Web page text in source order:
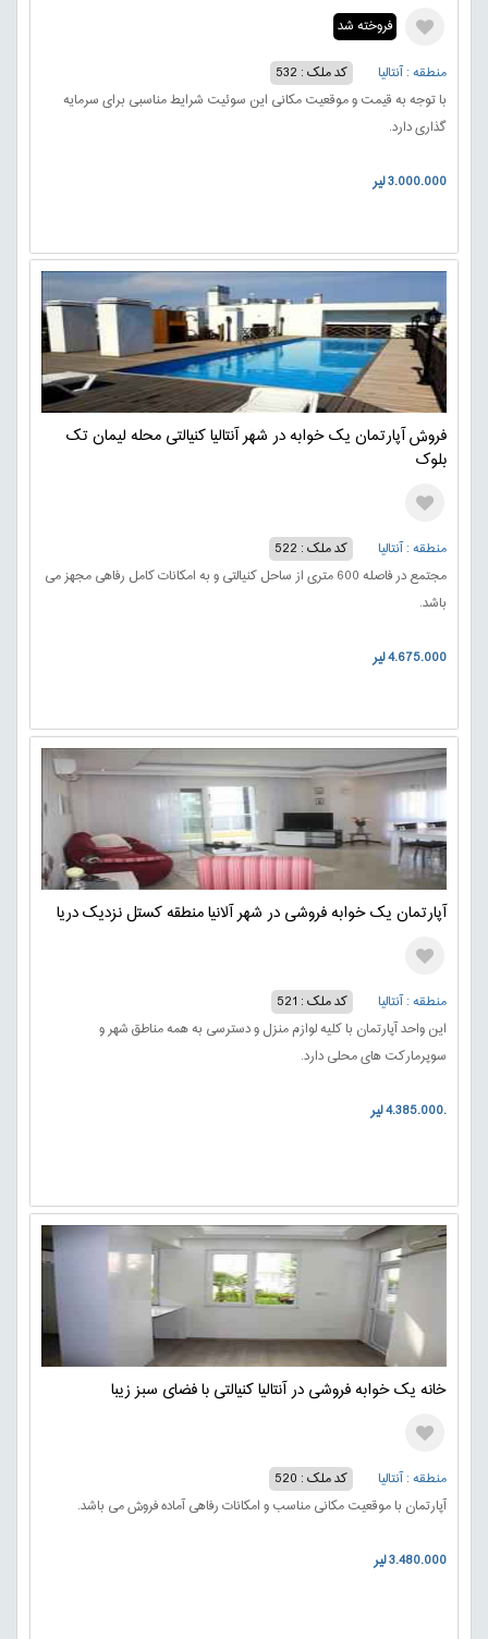
فروخته شد
منطقه : آنتالیا
کد ملک : 532
با توجه به قیمت و موقعیت مکانی این سوئیت شرایط مناسبی برای سرمایه
گذاری دارد.
3.000.000 لیر
فروش آپارتمان یک خوابه در شهر آنتالیا کنیالتی محله لیمان تک
بلوک
منطقه : آنتالیا
کد ملک : 522
مجتمع در فاصله 600 متری از ساحل کنیالتی و به امکانات کامل رفاهی مجهز می
باشد.
4.675.000 لیر
آپارتمان یک خوابه فروشی در شهر آلانیا منطقه کستل نزدیک دریا
منطقه : آنتالیا
کد ملک : 521
این واحد آپارتمان با کلیه لوازم منزل و دسترسی به همه مناطق شهر و
سوپرمارکت های محلی دارد.
.4.385.000 لیر
خانه یک خوابه فروشی در آنتالیا کنیالتی با فضای سبز زیبا
منطقه : آنتالیا
کد ملک : 520
آپارتمان با موقعیت مکانی مناسب و امکانات رفاهی آماده فروش می باشد.
3.480.000 لیر